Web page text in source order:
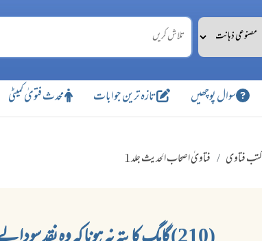
سوال پوچھیں تازہ ترین جوابات محدث فتویٰ کمیٹی
کتب فتاوی فتاویٰ اصحاب الحدیث جلد 1